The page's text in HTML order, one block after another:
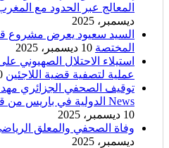
المعالج عبر الحدود مع
ديسمبر، 2025
السيد سعيود يعرض مشروع
المختصة 10 ديسمبر، 2025
استيلاء الاحتلال الصهيوني
عملية لتصفية قضية اللاجئين 10
News الدولية في باريس من قبل الشرطة الفرنسية
10 ديسمبر، 2025
وفاة الصحفي والمعلق
ديسمبر، 2025